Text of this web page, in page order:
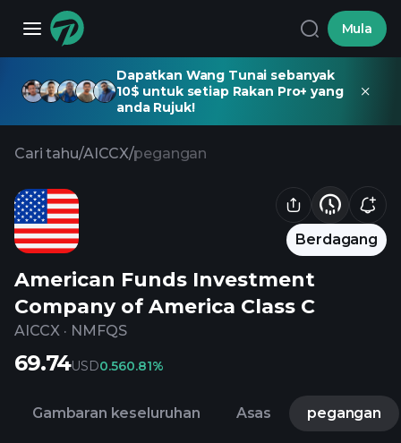
Mula
Dapatkan Wang Tunai sebanyak
10$ untuk setiap Rakan Pro+ yang
anda Rujuk!
Cari tahu/AICCX/pegangan
Berdagang
American Funds Investment
Company of America Class C
AICCX · NMFQS
69.74USD0.560.81%
Gambaran keseluruhan Asas pegangan